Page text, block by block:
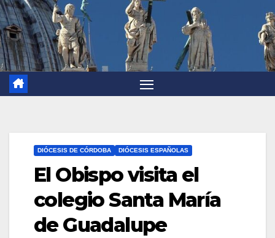
DIÓCESIS DE CÓRDOBA DIÓCESIS ESPAÑOLAS
El Obispo visita el
colegio Santa María
de Guadalupe